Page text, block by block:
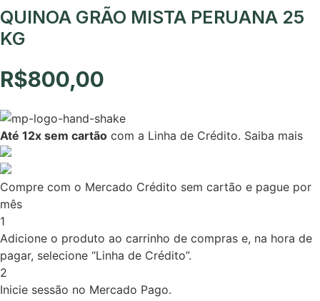
QUINOA GRÃO MISTA PERUANA 25
KG
R$800,00
Até 12x sem cartão com a Linha de Crédito. Saiba mais
Compre com o Mercado Crédito sem cartão e pague por
mês
1
Adicione o produto ao carrinho de compras e, na hora de
pagar, selecione “Linha de Crédito”.
2
Inicie sessão no Mercado Pago.